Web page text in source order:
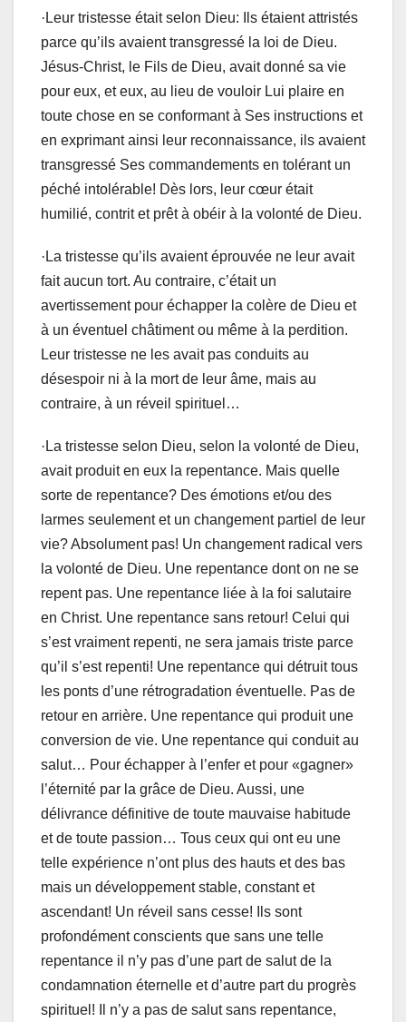
· Leur tristesse était selon Dieu: Ils étaient attristés
parce qu’ils avaient transgressé la loi de Dieu.
Jésus-Christ, le Fils de Dieu, avait donné sa vie
pour eux, et eux, au lieu de vouloir Lui plaire en
toute chose en se conformant à Ses instructions et
en exprimant ainsi leur reconnaissance, ils avaient
transgressé Ses commandements en tolérant un
péché intolérable! Dès lors, leur cœur était
humilié, contrit et prêt à obéir à la volonté de Dieu.
· La tristesse qu’ils avaient éprouvée ne leur avait
fait aucun tort. Au contraire, c’était un
avertissement pour échapper la colère de Dieu et
à un éventuel châtiment ou même à la perdition.
Leur tristesse ne les avait pas conduits au
désespoir ni à la mort de leur âme, mais au
contraire, à un réveil spirituel…
· La tristesse selon Dieu, selon la volonté de Dieu,
avait produit en eux la repentance. Mais quelle
sorte de repentance? Des émotions et/ou des
larmes seulement et un changement partiel de leur
vie? Absolument pas! Un changement radical vers
la volonté de Dieu. Une repentance dont on ne se
repent pas. Une repentance liée à la foi salutaire
en Christ. Une repentance sans retour! Celui qui
s’est vraiment repenti, ne sera jamais triste parce
qu’il s’est repenti! Une repentance qui détruit tous
les ponts d’une rétrogradation éventuelle. Pas de
retour en arrière. Une repentance qui produit une
conversion de vie. Une repentance qui conduit au
salut… Pour échapper à l’enfer et pour «gagner»
l’éternité par la grâce de Dieu. Aussi, une
délivrance définitive de toute mauvaise habitude
et de toute passion… Tous ceux qui ont eu une
telle expérience n’ont plus des hauts et des bas
mais un développement stable, constant et
ascendant! Un réveil sans cesse! Ils sont
profondément conscients que sans une telle
repentance il n’y pas d’une part de salut de la
condamnation éternelle et d’autre part du progrès
spirituel! Il n’y a pas de salut sans repentance,